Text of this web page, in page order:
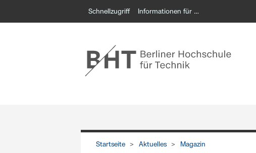
Schnellzugriff Informationen für …
Startseite Aktuelles Magazin